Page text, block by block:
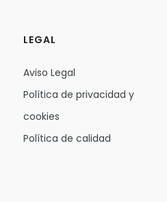
LEGAL
Aviso Legal
Política de privacidad y
cookies
Política de calidad